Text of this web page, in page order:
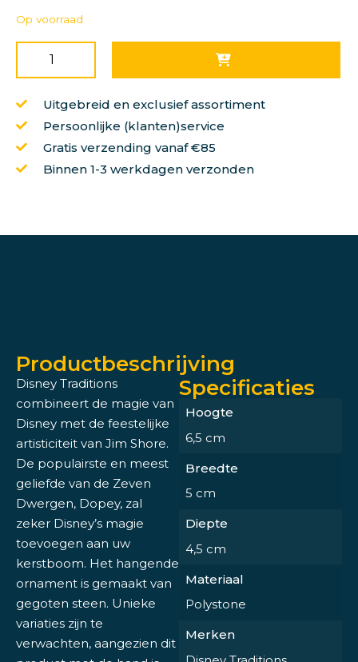
Op voorraad
Uitgebreid en exclusief assortiment
Persoonlijke (klanten)service
Gratis verzending vanaf €85
Binnen 1-3 werkdagen verzonden
Productbeschrijving
Disney Traditions
combineert de magie van
Disney met de feestelijke
artisticiteit van Jim Shore.
De populairste en meest
geliefde van de Zeven
Dwergen, Dopey, zal
zeker Disney’s magie
toevoegen aan uw
kerstboom. Het hangende
ornament is gemaakt van
gegoten steen. Unieke
variaties zijn te
verwachten, aangezien dit
Specificaties
Hoogte
6,5 cm
Breedte
5 cm
Diepte
4,5 cm
Materiaal
Polystone
Merken